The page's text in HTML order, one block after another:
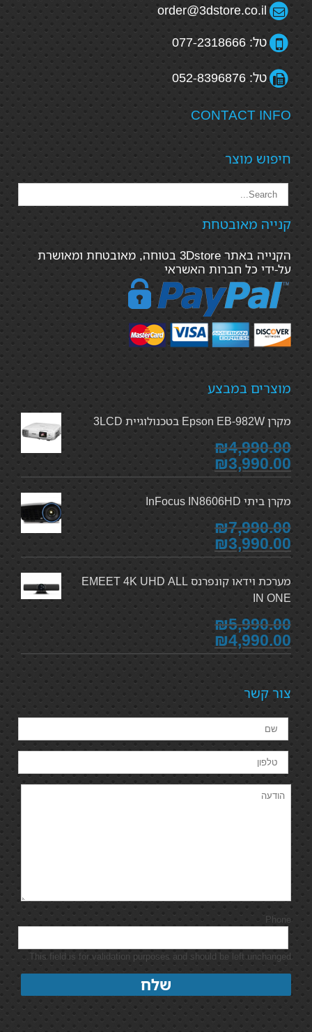
order@3dstore.co.il
טל: 077-2318666
טל: 052-8396876
CONTACT INFO
חיפוש מוצר
קנייה מאובטחת
הקנייה באתר 3Dstore בטוחה, מאובטחת ומאושרת
על-ידי כל חברות האשראי
מוצרים במבצע
מקרן Epson EB-982W בטכנולוגיית 3LCD
₪4,990.00
₪3,990.00
מקרן ביתי InFocus IN8606HD
₪7,990.00
₪3,990.00
מערכת וידאו קונפרנס EMEET 4K UHD ALL
IN ONE
₪5,990.00
₪4,990.00
צור קשר
Phone
This field is for validation purposes and should be left unchanged.